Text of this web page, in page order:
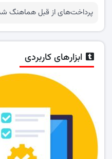
پرداخت‌های از قبل هماهنگ
ابزارهای کاربردی